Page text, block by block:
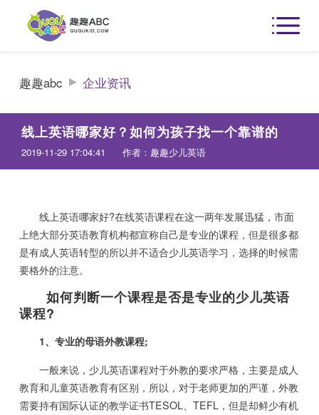
趣趣abc 企业资讯
线上英语哪家好？如何为孩子找一个靠谱的
2019-11-29 17:04:41 作者：趣趣少儿英语
线上英语哪家好?在线英语课程在这一两年发展迅猛，市面
上绝大部分英语教育机构都宣称自己是专业的课程，但是很多都
是有成人英语转型的所以并不适合少儿英语学习，选择的时候需
要格外的注意。
如何判断一个课程是否是专业的少儿英语
课程?
1、专业的母语外教课程;
一般来说，少儿英语课程对于外教的要求严格，主要是成人
教育和儿童英语教育有区别，所以，对于老师更加的严谨，外教
需要持有国际认证的教学证书TESOL、TEFL，但是却鲜少有机